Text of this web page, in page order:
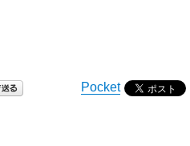
Pocket